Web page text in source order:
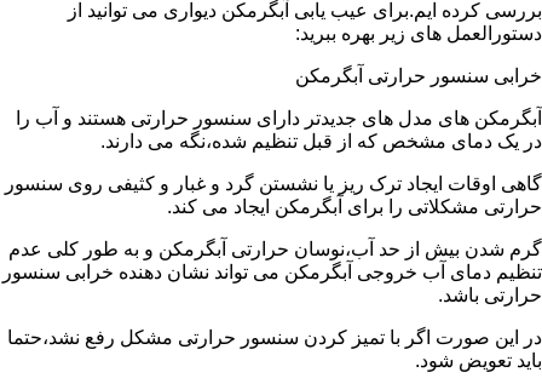
بررسی کرده ایم.برای عیب یابی آبگرمکن دیواری می توانید از
دستورالعمل های زیر بهره ببرید:
خرابی سنسور حرارتی آبگرمکن
آبگرمکن های مدل های جدیدتر دارای سنسور حرارتی هستند و آب را
در یک دمای مشخص که از قبل تنظیم شده،نگه می دارند.
گاهی اوقات ایجاد ترک ریز یا نشستن گرد و غبار و کثیفی روی سنسور
حرارتی مشکلاتی را برای آبگرمکن ایجاد می کند.
گرم شدن بیش از حد آب،نوسان حرارتی آبگرمکن و به طور کلی عدم
تنظیم دمای آب خروجی آبگرمکن می تواند نشان دهنده خرابی سنسور
حرارتی باشد.
در این صورت اگر با تمیز کردن سنسور حرارتی مشکل رفع نشد،حتما
باید تعویض شود.